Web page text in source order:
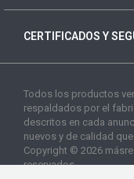
CERTIFICADOS Y
Todos los productos
respaldados por el
descritos en cada
nuevos y de calidad
Copyright © 2026
reservados